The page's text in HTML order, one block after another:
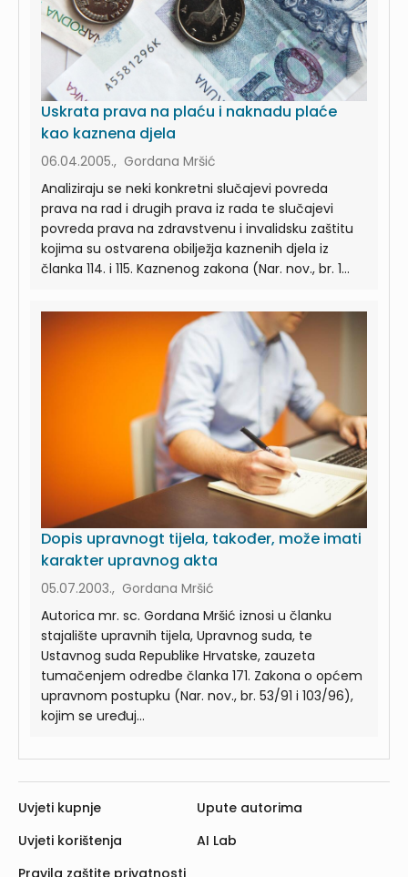
Uskrata prava na plaću i naknadu plaće
kao kaznena djela
06.04.2005., Gordana Mršić
Analiziraju se neki konkretni slučajevi povreda
prava na rad i drugih prava iz rada te slučajevi
povreda prava na zdravstvenu i invalidsku zaštitu
kojima su ostvarena obilježja kaznenih djela iz
članka 114. i 115. Kaznenog zakona (Nar. nov., br. 1...
Dopis upravnogt tijela, također, može imati
karakter upravnog akta
05.07.2003., Gordana Mršić
Autorica mr. sc. Gordana Mršić iznosi u članku
stajalište upravnih tijela, Upravnog suda, te
Ustavnog suda Republike Hrvatske, zauzeta
tumačenjem odredbe članka 171. Zakona o općem
upravnom postupku (Nar. nov., br. 53/91 i 103/96),
kojim se uređuj...
Uvjeti kupnje
Uvjeti korištenja
Upute autorima
AI Lab